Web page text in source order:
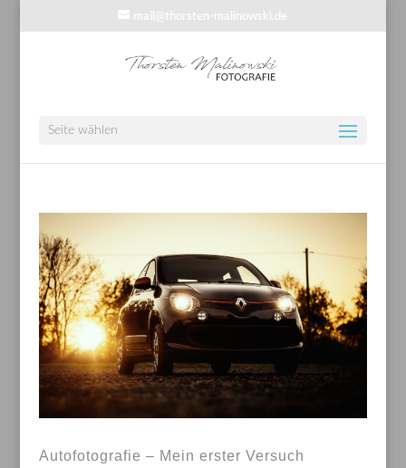
mail@thorsten-malinowski.de
Seite wählen
Autofotografie – Mein erster Versuch